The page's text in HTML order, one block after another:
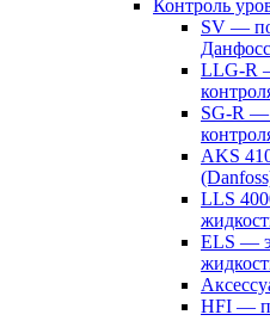
Контроль
SV —
LLG-R
SG-R —
AKS
LLS
ELS —
HFI —